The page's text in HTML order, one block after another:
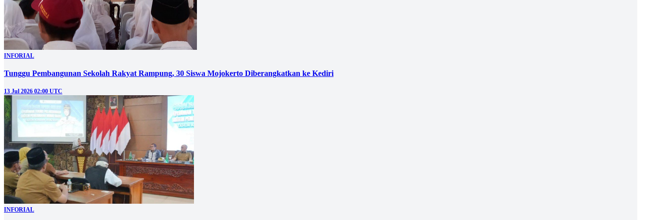
INFORIAL
Tunggu Pembangunan Sekolah Rakyat Rampung, 30 Siswa Mojokerto Diberangkatkan ke Kediri
13 Jul 2026 02:00 UTC
INFORIAL